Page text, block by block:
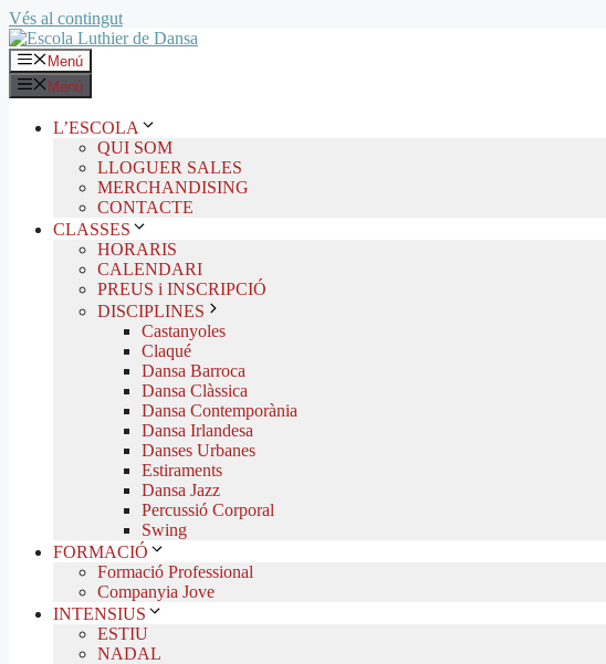
Vés al contingut
Menú
Menú
L’ESCOLA
QUI SOM
LLOGUER SALES
MERCHANDISING
CONTACTE
CLASSES
HORARIS
CALENDARI
PREUS i INSCRIPCIÓ
DISCIPLINES
Castanyoles
Claqué
Dansa Barroca
Dansa Clàssica
Dansa Contemporània
Dansa Irlandesa
Danses Urbanes
Estiraments
Dansa Jazz
Percussió Corporal
Swing
FORMACIÓ
Formació Professional
Companyia Jove
INTENSIUS
ESTIU
NADAL